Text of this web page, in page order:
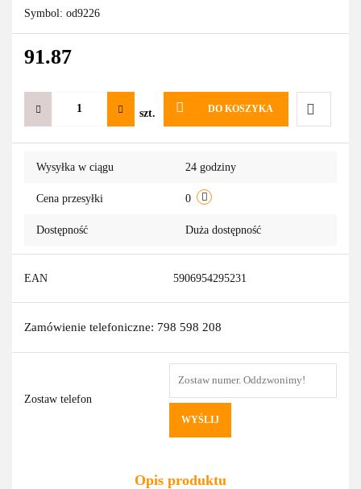
Symbol: od9226
91.87
szt. DO KOSZYKA
Do
Wysyłka w ciągu 24 godziny
Cena przesyłki 0
Dostępność Duża dostępność
EAN 5906954295231
Zamówienie telefoniczne: 798 598 208
Zostaw telefon
WYŚLIJ
Opis produktu